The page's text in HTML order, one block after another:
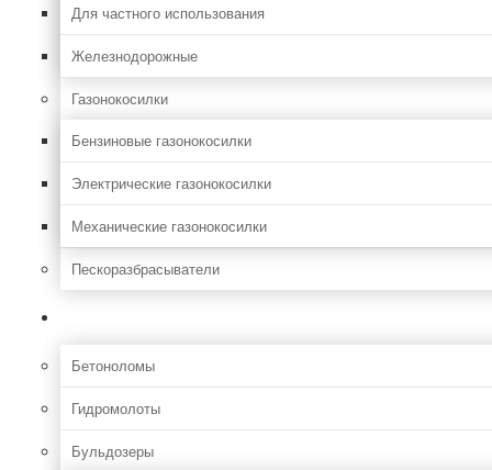
Для частного использования
Железнодорожные
Газонокосилки
Бензиновые газонокосилки
Электрические газонокосилки
Механические газонокосилки
Пескоразбрасыватели
Бетоноломы
Гидромолоты
Бульдозеры